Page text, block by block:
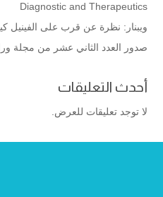
Diagnostic and Therapeutics
ويبنار: نظرة عن قرب على الفينيل
صدور العدد الثاني عشر من مجلة
أحدث التعليقات
لا توجد تعليقات للعرض.